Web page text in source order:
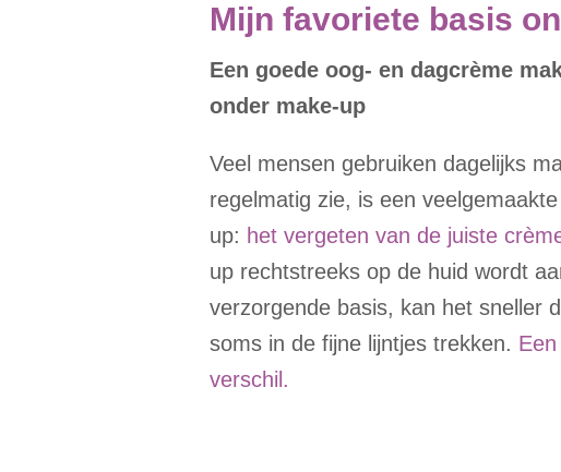
Mijn favoriete basis
Een goede oog- en dagcrème
onder make-up
Veel mensen gebruiken dagelijks
regelmatig zie, is een
up: het vergeten van de juiste
up rechtstreeks op de huid wordt
verzorgende basis, kan het sneller
soms in de fijne lijntjes trekken.
verschil.